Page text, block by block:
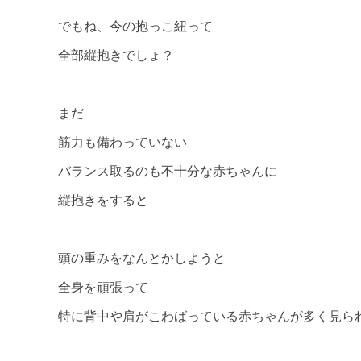
でもね、今の抱っこ紐って
全部縦抱きでしょ？
まだ
筋力も備わっていない
バランス取るのも不十分な赤ちゃんに
縦抱きをすると
頭の重みをなんとかしようと
全身を頑張って
特に背中や肩がこわばっている赤ちゃんが多く見ら